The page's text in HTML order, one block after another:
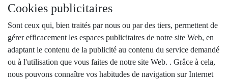
Cookies publicitaires
Sont ceux qui, bien traités par nous ou par des tiers, permettent de
gérer efficacement les espaces publicitaires de notre site Web, en
adaptant le contenu de la publicité au contenu du service demandé
ou à l'utilisation que vous faites de notre site Web. . Grâce à cela,
nous pouvons connaître vos habitudes de navigation sur Internet